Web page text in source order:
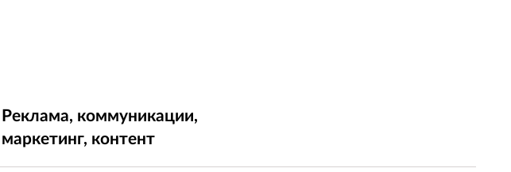
Реклама, коммуникации,
маркетинг, контент